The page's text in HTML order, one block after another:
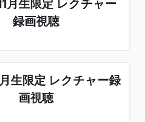
月生限定 レクチャー
録画視聴
生限定 レクチャー録
画視聴